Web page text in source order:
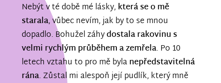
Nebýt v té době mé lásky, která se o mě
starala, vůbec nevím, jak by to se mnou
dopadlo. Bohužel záhydostala rakovinu s
velmi rychlým průběhem a zemřela. Po 10
letech vztahu to pro mě bylanepředstavitelná
rána. Zůstal mi alespoň její pudlík, který mně